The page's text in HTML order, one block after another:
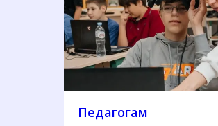
Педагогам